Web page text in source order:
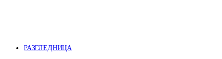
РАЗГЛЕДНИЦА